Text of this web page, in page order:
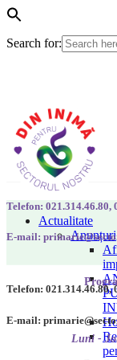
Search for:
Actualitate
Anunțuri
Telefon: 021.314.46.80,
E-mail:
Luni -
Telefon: 021.314.46.80,
E-mail: